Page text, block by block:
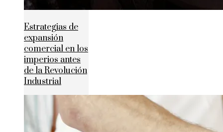
Estrategias de
expansión
comercial en los
imperios antes
de la Revolución
Industrial